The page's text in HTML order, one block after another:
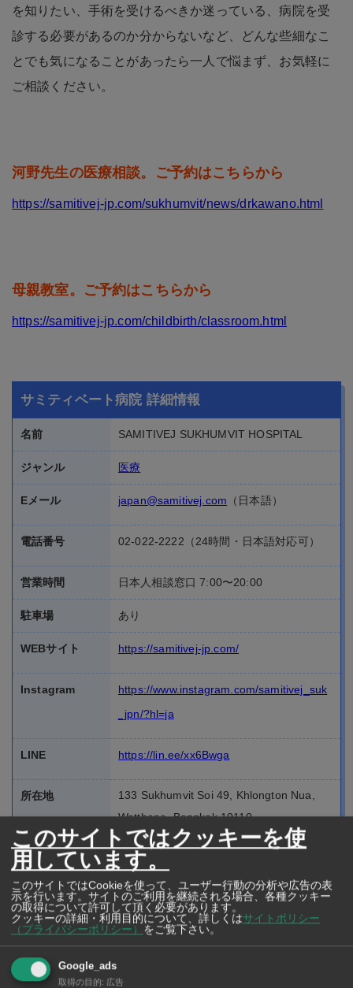
を知りたい、手術を受けるべきか迷っている、病院を受
診する必要があるのか分からないなど、どんな些細なこ
とでも気になることがあったら一人で悩まず、お気軽に
ご相談ください。
河野先生の医療相談。ご予約はこちらから
https://samitivej-jp.com/sukhumvit/news/drkawano.html
母親教室。ご予約はこちらから
https://samitivej-jp.com/childbirth/classroom.html
サミティベート病院 詳細情報
名前 SAMITIVEJ SUKHUMVIT HOSPITAL
ジャンル 医療
Eメール japan@samitivej.com （日本語）
電話番号 02-022-2222 （24時間・日本語対応可）
営業時間 日本人相談窓口 7:00〜20:00
駐車場 あり
WEBサイト https://samitivej-jp.com/
Instagram
https://www.instagram.com/samitivej_suk
_jpn/?hl=ja
LINE https://lin.ee/xx6Bwga
所在地
133 Sukhumvit Soi 49, Khlongton Nua,
Watthana, Bangkok 10110
このサイトではクッキーを使
用しています。
このサイトではCookieを使って、ユーザー行動の分析や広告の表
示を行います。サイトのご利用を継続される場合、各種クッキー
の取得について許可して頂く必要があります。
クッキーの詳細・利用目的について、詳しくはサイトポリシー
（プライバシーポリシー）
をご覧下さい。
Google_ads
取得の目的: 広告